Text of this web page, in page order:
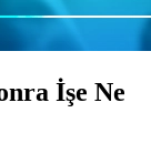
İşe Ne